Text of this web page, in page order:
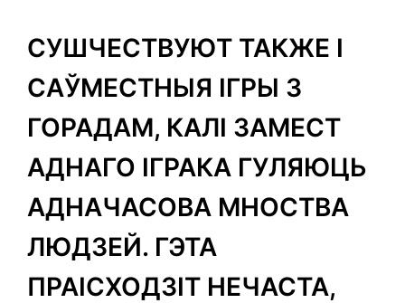
СУШЧЕСТВУЮТ ТАКЖЕ І
САЎМЕСТНЫЯ ІГРЫ З
ГОРАДАМ, КАЛІ ЗАМЕСТ
АДНАГО ІГРАКА ГУЛЯЮЦЬ
АДНАЧАСОВА МНОСТВА
ЛЮДЗЕЙ. ГЭТА
ПРАІСХОДЗІТ НЕЧАСТА,